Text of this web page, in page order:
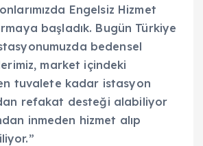
Engelsiz Hizmet
başladık. Bugün Türkiye
bedensel
market içindeki
tuvalete kadar istasyon
refakat desteği alabiliyor
inmeden hizmet alıp